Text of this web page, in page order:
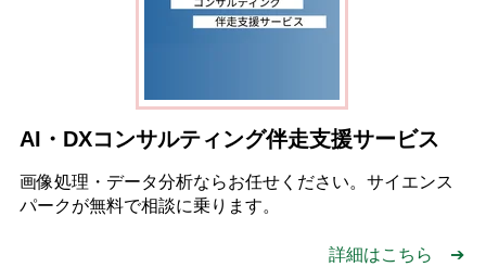
AI・DXコンサルティング伴走支援サービス
画像処理・データ分析ならお任せください。サイエンス
パークが無料で相談に乗ります。
詳細はこちら ➔